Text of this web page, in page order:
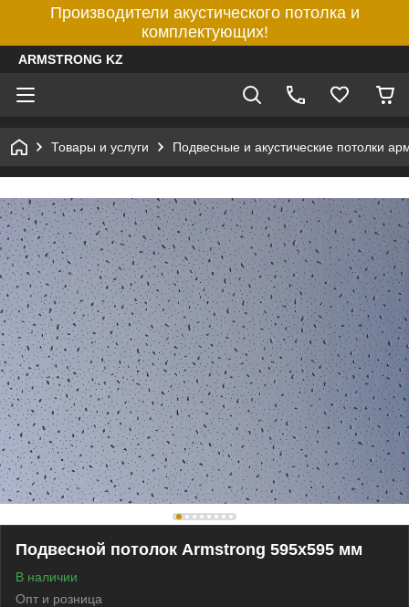
Производители акустического потолка и
комплектующих!
ARMSTRONG KZ
Товары и услуги Подвесные и акустические потолки
Подвесной потолок Armstrong 595х595 мм
В наличии
Опт и розница